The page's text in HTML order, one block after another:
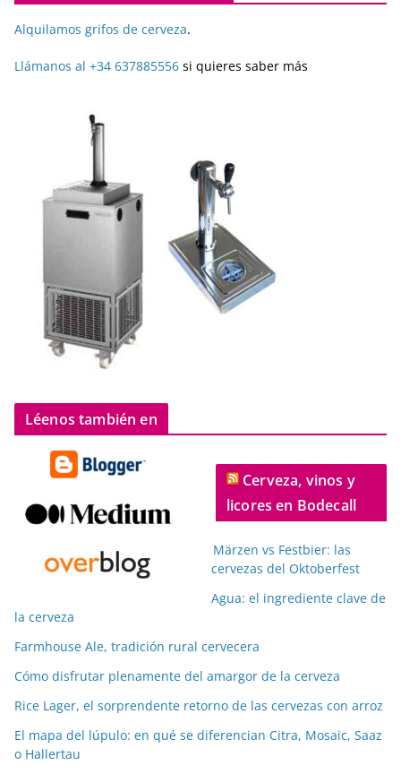
Alquilamos grifos de cerveza.
Llámanos al +34 637885556 si quieres saber más
Léenos también en
Cerveza, vinos y
licores en Bodecall
Märzen vs Festbier: las
cervezas del Oktoberfest
Agua: el ingrediente clave de
la cerveza
Farmhouse Ale, tradición rural cervecera
Cómo disfrutar plenamente del amargor de la cerveza
Rice Lager, el sorprendente retorno de las cervezas con arroz
El mapa del lúpulo: en qué se diferencian Citra, Mosaic, Saaz
o Hallertau